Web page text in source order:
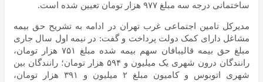
ساختمانی درجه سه مبلغ ۹۷۷ هزار تومان تعیین شده است.
مدیرکل تامین اجتماعی غرب تهران در ادامه به تشریح حق بیمه
مشاغل دارای کمک دولت پرداخت و گفت: در نیمه اول سال جاری
مبلغ حق بیمه قالیبافان سهم بیمه شده مبلغ ۷۵۱ هزار تومان،
رانندگان درون شهری یک میلیون و ۵۹۴ هزار تومان؛ رانندگان بین
شهری اتوبوس و کامیون مبلغ ۲ میلیون و ۳۹۱ هزار تومان،